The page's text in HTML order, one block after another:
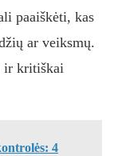
paaiškėti, kas
ar veiksmų.
ir kritiškai
4